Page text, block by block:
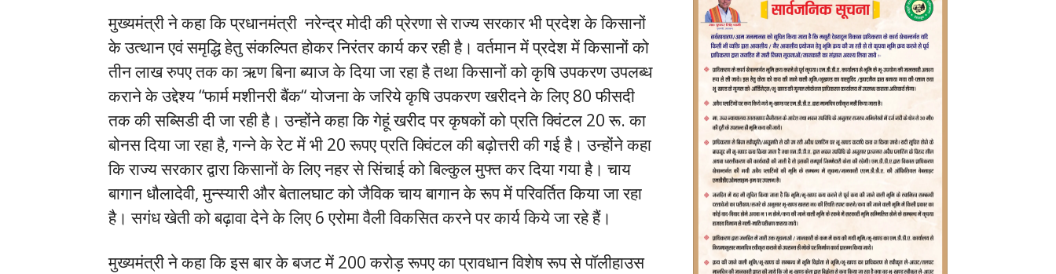
मुख्यमंत्री ने कहा कि प्रधानमंत्री नरेन्द्र मोदी की प्रेरणा से राज्य सरकार भी प्रदेश के किसानों
के उत्थान एवं समृद्धि हेतु संकल्पित होकर निरंतर कार्य कर रही है। वर्तमान में प्रदेश में किसानों को
तीन लाख रुपए तक का ऋण बिना ब्याज के दिया जा रहा है तथा किसानों को कृषि उपकरण उपलब्ध
कराने के उद्देश्य “फार्म मशीनरी बैंक“ योजना के जरिये कृषि उपकरण खरीदने के लिए 80 फीसदी
तक की सब्सिडी दी जा रही है। उन्होंने कहा कि गेहूं खरीद पर कृषकों को प्रति क्विंटल 20 रू. का
बोनस दिया जा रहा है, गन्ने के रेट में भी 20 रूपए प्रति क्विंटल की बढ़ोत्तरी की गई है। उन्होंने कहा
कि राज्य सरकार द्वारा किसानों के लिए नहर से सिंचाई को बिल्कुल मुफ्त कर दिया गया है। चाय
बागान धौलादेवी, मुन्स्यारी और बेतालघाट को जैविक चाय बागान के रूप में परिवर्तित किया जा रहा
है। सगंध खेती को बढ़ावा देने के लिए 6 एरोमा वैली विकसित करने पर कार्य किये जा रहे हैं।
मुख्यमंत्री ने कहा कि इस बार के बजट में 200 करोड़ रूपए का प्रावधान विशेष रूप से पॉलीहाउस